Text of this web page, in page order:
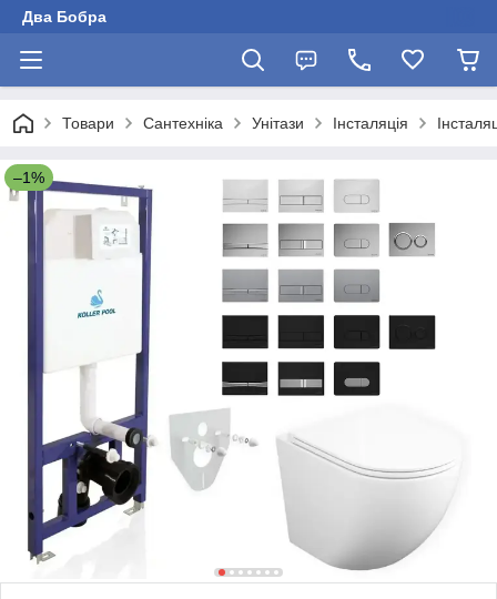
Два Бобра
Товари Сантехніка Унітази Інсталяція
–1%